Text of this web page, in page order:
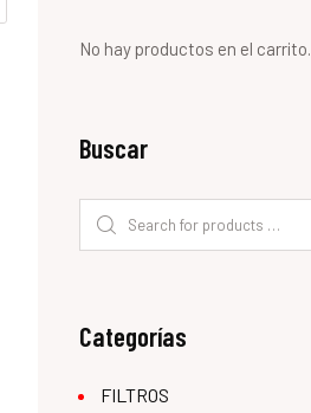
No hay productos en el carrito.
Buscar
Categorías
FILTROS